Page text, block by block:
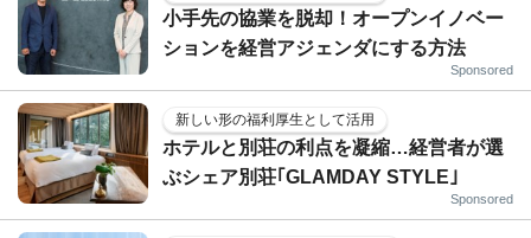
小手先の協業を脱却！オープンイノベー
ションを経営アジェンダにする方法
Sponsored
新しい形の福利厚生として活用
ホテルと別荘の利点を凝縮…経営者が選
ぶシェア別荘｢GLAMDAY STYLE｣
Sponsored